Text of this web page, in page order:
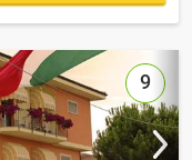
9